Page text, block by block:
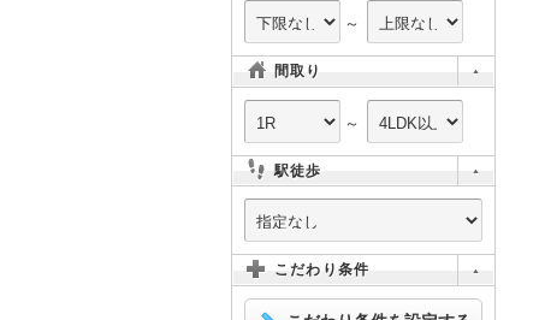
～
間取り
～
駅徒歩
こだわり条件